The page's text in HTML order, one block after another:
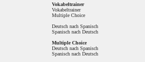
Vokabeltrainer
Vokabeltrainer
Multiple Choice
Deutsch nach Spanisch
Spanisch nach Deutsch
Multiple Choice
Deutsch nach Spanisch
Spanisch nach Deutsch